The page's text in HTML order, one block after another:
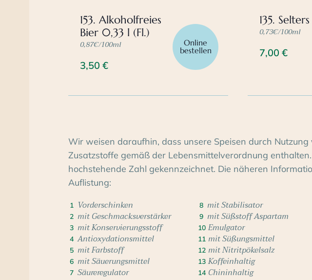
153. Alkoholfreies
Bier 0,33 l (Fl.)
3,50 €
0,87€/100ml
Online
bestellen
135.
7,00 €
0,73€/100ml
Wir weisen daraufhin, dass unsere Speisen durch
Zusatzstoffe gemäß der Lebensmittelverordnung
hochstehende Zahl gekennzeichnet. Die näheren
Auflistung:
1 Vorderschinken
2 mit Geschmacksverstärker
3 mit Konservierungsstoff
4 Antioxydationsmittel
5 mit Farbstoff
6 mit Säuerungsmittel
7 Säureregulator
8 mit Stabilisator
9 mit Süßstoff Aspartam
10 Emulgator
11 mit Süßungsmittel
12 mit Nitritpökelsalz
13 Koffeinhaltig
14 Chininhaltig